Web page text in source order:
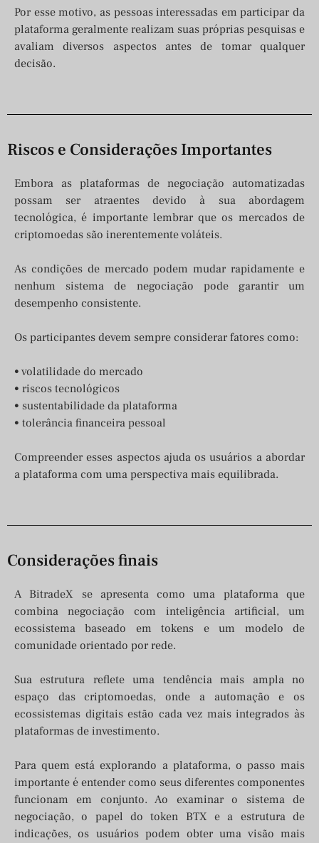
Por esse motivo, as pessoas interessadas em participar da
plataforma geralmente realizam suas próprias pesquisas e
avaliam diversos aspectos antes de tomar qualquer
decisão.
Riscos e Considerações Importantes
Embora as plataformas de negociação automatizadas
possam ser atraentes devido à sua abordagem
tecnológica, é importante lembrar que os mercados de
criptomoedas são inerentemente voláteis.
As condições de mercado podem mudar rapidamente e
nenhum sistema de negociação pode garantir um
desempenho consistente.
Os participantes devem sempre considerar fatores como:
• volatilidade do mercado
• riscos tecnológicos
• sustentabilidade da plataforma
• tolerância financeira pessoal
Compreender esses aspectos ajuda os usuários a abordar
a plataforma com uma perspectiva mais equilibrada.
Considerações finais
A BitradeX se apresenta como uma plataforma que
combina negociação com inteligência artificial, um
ecossistema baseado em tokens e um modelo de
comunidade orientado por rede.
Sua estrutura reflete uma tendência mais ampla no
espaço das criptomoedas, onde a automação e os
ecossistemas digitais estão cada vez mais integrados às
plataformas de investimento.
Para quem está explorando a plataforma, o passo mais
importante é entender como seus diferentes componentes
funcionam em conjunto. Ao examinar o sistema de
negociação, o papel do token BTX e a estrutura de
indicações, os usuários podem obter uma visão mais